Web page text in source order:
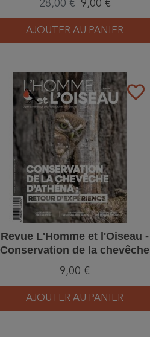
28,00 € 9,00 €
AJOUTER AU PANIER
favorite_border
Revue L'Homme et l'Oiseau -
Conservation de la chevêche
d'Athéna - 4/2025
9,00 €
AJOUTER AU PANIER